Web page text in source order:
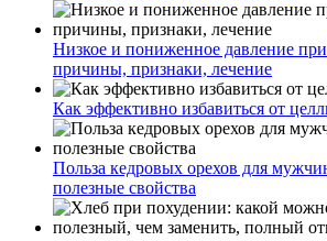
Низкое и пониженное давление
причины, признаки, лечение
Как эффективно избавиться от
Польза кедровых орехов для
полезные свойства